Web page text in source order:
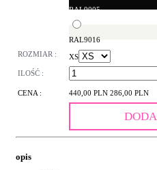
RAL9005
RAL9016
ROZMIAR : XS
ILOŚĆ :
CENA : 440,00 PLN 286,00 PLN
opis